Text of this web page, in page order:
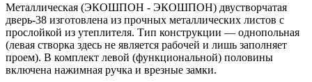
Металлическая (ЭКОШПОН - ЭКОШПОН) двустворчатая
дверь-38 изготовлена из прочных металлических листов с
прослойкой из утеплителя. Тип конструкции — однопольная
(левая створка здесь не является рабочей и лишь заполняет
проем). В комплект левой (функциональной) половины
включена нажимная ручка и врезные замки.